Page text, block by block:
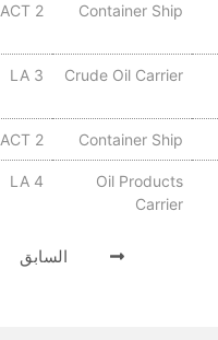
Container Ship
ACT 2
Crude Oil Carrier
LA 3
Container Ship
ACT 2
Oil Products
Carrier
LA 4
السابق